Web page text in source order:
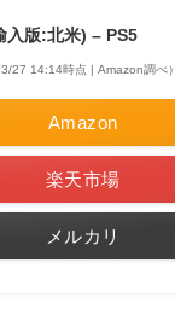
入版:北米) – PS5
27 14:14時点 | Amazon調べ）
Amazon
楽天市場
メルカリ